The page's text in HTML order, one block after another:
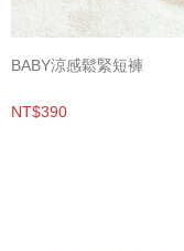
BABY涼感鬆緊短褲
NT$390